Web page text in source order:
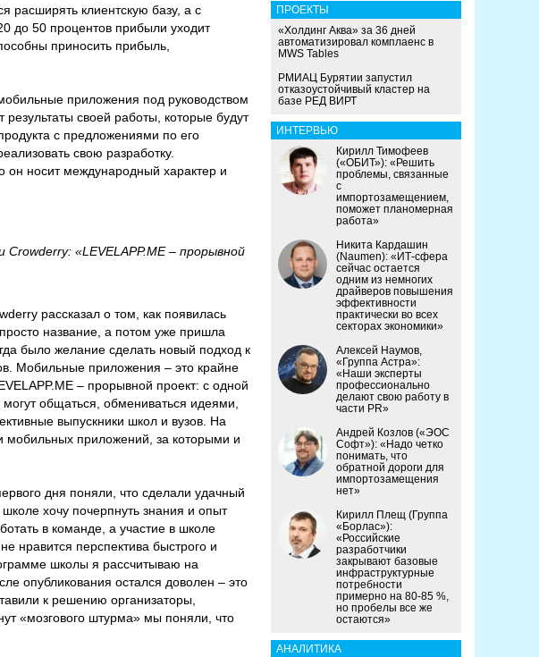
расширять клиентскую базу, а с
до 50 процентов прибыли уходит
приносить прибыль,
приложения под руководством
своей работы, которые будут
с предложениями по его
свою разработку.
он носит международный характер и
«LEVELAPP.ME – прорывной
рассказал о том, как появилась
название, а потом уже пришла
было желание сделать новый подход к
Мобильные приложения – это крайне
– прорывной проект: с одной
общаться, обмениваться идеями,
выпускники школ и вузов. На
мобильных приложений, за которыми и
дня поняли, что сделали удачный
хочу почерпнуть знания и опыт
в команде, а участие в школе
перспектива быстрого и
школы я рассчитываю на
опубликования остался доволен – это
к решению организаторы,
«мозгового штурма» мы поняли, что
ПРОЕКТЫ
«Холдинг Аква» за 36 дней
автоматизировал комплаенс в
MWS Tables
РМИАЦ Бурятии запустил
отказоустойчивый кластер на
базе РЕД ВИРТ
ИНТЕРВЬЮ
Кирилл Тимофеев
(«ОБИТ»): «Решить
проблемы, связанные
с
импортозамещением,
поможет планомерная
работа»
Никита Кардашин
(Naumen): «ИТ-сфера
сейчас остается
одним из немногих
драйверов повышения
эффективности
практически во всех
секторах экономики»
Алексей Наумов,
«Группа Астра»:
«Наши эксперты
профессионально
делают свою работу в
части PR»
Андрей Козлов («ЭОС
Софт»): «Надо четко
понимать, что
обратной дороги для
импортозамещения
нет»
Кирилл Плещ (Группа
«Борлас»):
«Российские
разработчики
закрывают базовые
инфраструктурные
потребности
примерно на 80-85 %,
но пробелы все же
остаются»
АНАЛИТИКА